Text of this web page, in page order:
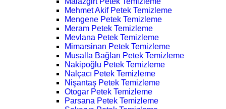
Mehmet Akif Petek Temizleme
Mengene Petek Temizleme
Meram Petek Temizleme
Mevlana Petek Temizleme
Mimarsinan Petek Temizleme
Musalla Bağları Petek Temizleme
Nakipoğlu Petek Temizleme
Nalçacı Petek Temizleme
Nişantaş Petek Temizleme
Otogar Petek Temizleme
Parsana Petek Temizleme